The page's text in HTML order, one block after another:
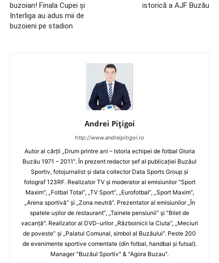
buzoian! Finala Cupei şi
Interliga au adus mii de
buzoieni pe stadion
istorică a AJF Buzău
Andrei Pițigoi
http://www.andreipitigoi.ro
Autor al cărţii „Drum printre ani – Istoria echipei de fotbal Gloria
Buzău 1971 – 2011”. În prezent redactor şef al publicaţiei Buzăul
Sportiv, fotojurnalist şi data collector Data Sports Group şi
fotograf 123RF. Realizator TV şi moderator al emisiunilor "Sport
Maxim", „Fotbal Total”, „TV Sport”, „Eurofotbal”, „Sport Maxim”,
„Arena sportivă” şi „Zona neutră”. Prezentator al emisiunilor „În
spatele uşilor de restaurant”, „Tainele pensiunii” şi "Bilet de
vacanţă". Realizator al DVD-urilor „Războinicii la Ciuta”, „Meciuri
de poveste” şi „Palatul Comunal, simbol al Buzăului”. Peste 200
de evenimente sportive comentate (din fotbal, handbal şi futsal).
Manager "Buzăul Sportiv" & "Agora Buzau".